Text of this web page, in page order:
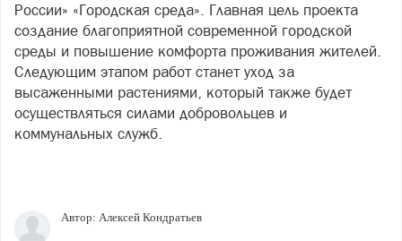
России» «Городская среда». Главная цель проекта
создание благоприятной современной городской
среды и повышение комфорта проживания жителей.
Следующим этапом работ станет уход за
высаженными растениями, который также будет
осуществляться силами добровольцев и
коммунальных служб.
Автор: Алексей Кондратьев